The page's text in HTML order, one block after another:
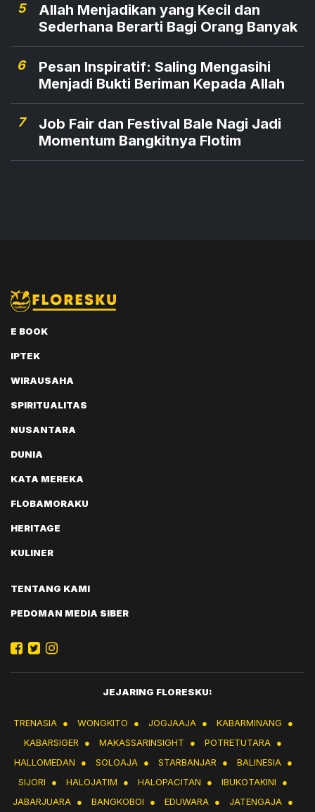
5
Allah Menjadikan yang Kecil dan
Sederhana Berarti Bagi Orang Banyak
6
Pesan Inspiratif: Saling Mengasihi
Menjadi Bukti Beriman Kepada Allah
7
Job Fair dan Festival Bale Nagi Jadi
Momentum Bangkitnya Flotim
E BOOK
IPTEK
WIRAUSAHA
SPIRITUALITAS
NUSANTARA
DUNIA
KATA MEREKA
FLOBAMORAKU
HERITAGE
KULINER
TENTANG KAMI
PEDOMAN MEDIA SIBER
JEJARING FLORESKU:
TRENASIA ● WONGKITO ● JOGJAAJA ● KABARMINANG
●
KABARSIGER
● MAKASSARINSIGHT ● POTRETUTARA ●
HALLOMEDAN
● SOLOAJA ● STARBANJAR ● BALINESIA ●
SIJORI
● HALOJATIM ● HALOPACITAN ● IBUKOTAKINI
●
JABARJUARA ● BANGKOBOI ● EDUWARA ● JATENGAJA ●